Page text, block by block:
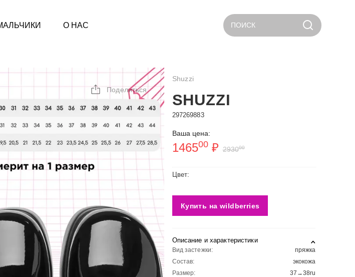
О НАС ПОИСК
Поделиться
Shuzzi
SHUZZI
297269883
Ваша цена:
146500₽ 293000
Цвет:
Купить на wildberries
Описание и характеристики
Вид застежки:
пряжка
Состав:
экокожа
Размер:
37→38ru